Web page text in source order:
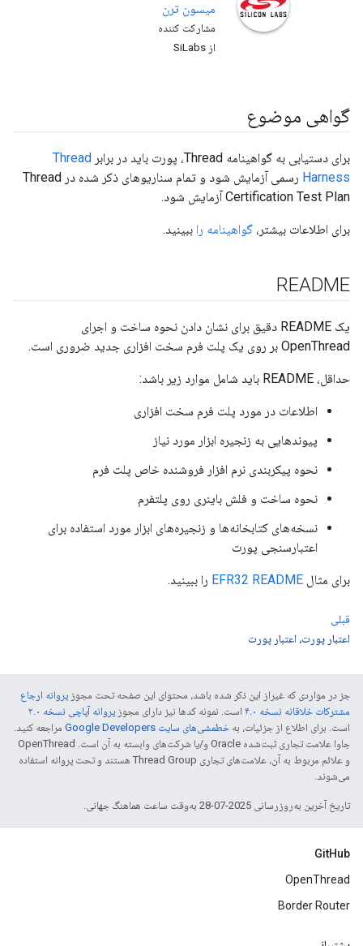
میسون ترن
مشارکت کننده
از SiLabs
گواهی موضوع
برای دستیابی به گواهینامه Thread، پورت باید در برابر
Thread
Harness
رسمی آزمایش شود و تمام سناریوهای ذکر شده در Thread
Certification Test Plan آزمایش شود.
برای اطلاعات بیشتر، گواهینامه را ببینید.
README
یک README دقیق برای نشان دادن نحوه ساخت و اجرای
OpenThread بر روی یک پلت فرم سخت افزاری جدید ضروری است.
حداقل، README باید شامل موارد زیر باشد:
اطلاعات در مورد پلت فرم سخت افزاری
پیوندهایی به زنجیره ابزار مورد نیاز
نحوه پیکربندی نرم افزار فروشنده خاص پلت فرم
نحوه ساخت و فلش باینری روی پلتفرم
نسخه‌های کتابخانه‌ها و زنجیره‌های ابزار مورد استفاده برای
اعتبارسنجی پورت
برای مثال EFR32 README را ببینید.
قبلی
اعتبار پورت، اعتبار پورت
جز در مواردی که غیراز این ذکر شده باشد، محتوای این صفحه تحت مجوز پروانه ارجاع
مشترکات خلاقانه نسخه ۴.۰
است. نمونه کدها نیز دارای مجوز پروانه آپاچی نسخه ۲.۰
است. برای اطلاع از جزئیات، به خطمشی‌های سایت Google Developers‏
مراجعه کنید.
جاوا علامت تجاری ثبت‌شده Oracle و/یا شرکت‌های وابسته به آن است. ‫OpenThread
و علائم مربوط به آن، علامت‌های تجاری Thread Group هستند و تحت پروانه استفاده
می‌شوند.
تاریخ آخرین به‌روزرسانی 2025-07-28 به‌وقت ساعت هماهنگ جهانی.
GitHub
OpenThread
Border Router